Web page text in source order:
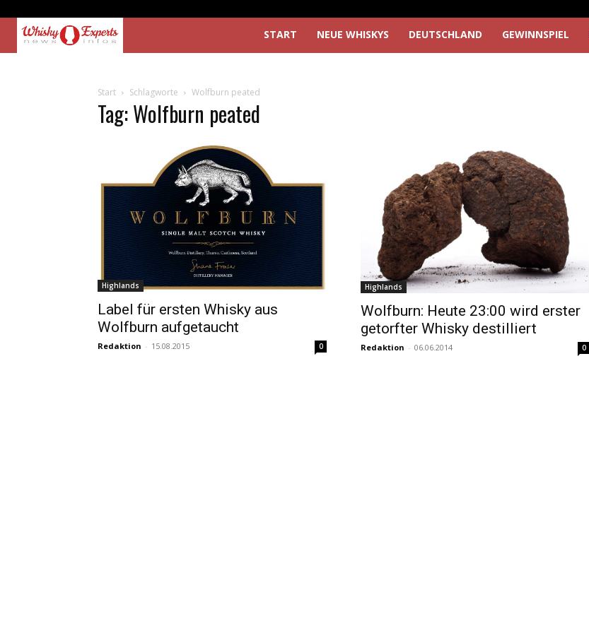
START NEUE WHISKYS DEUTSCHLAND GEWINNSPIEL
Start Schlagworte Wolfburn peated
Tag: Wolfburn peated
Highlands
Label für ersten Whisky aus
Wolfburn aufgetaucht
Redaktion - 15.08.2015 0
Highlands
Wolfburn: Heute 23:00 wird erster
getorfter Whisky destilliert
Redaktion - 06.06.2014 0